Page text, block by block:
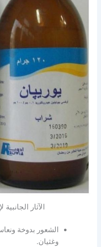
الآثار
الشعور بدوخة
وغثيان.